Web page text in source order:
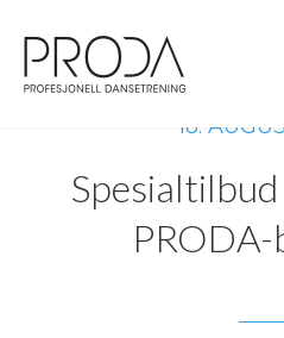
sidens
hovedinnhold
18.